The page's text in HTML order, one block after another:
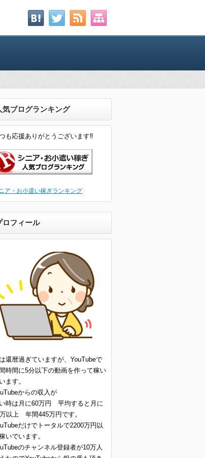
気ブログランキング
も応援ありがとうございます‼
ア・お小遣い稼ぎランキング
ロフィール
還暦過ぎていますが、YouTubeで
時間に5分以下の動画を作って稼い
ます。
からの収入が
時は月に60万円 平均すると月に
以上 年間445万円です。
だけでトータルで2200万円以
いでいます。
のチャンネル登録者が10万人